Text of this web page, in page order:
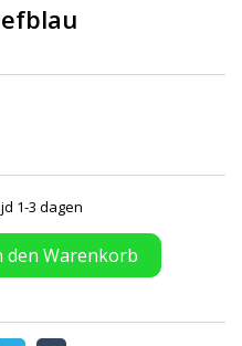
1-3 dagen
den Warenkorb